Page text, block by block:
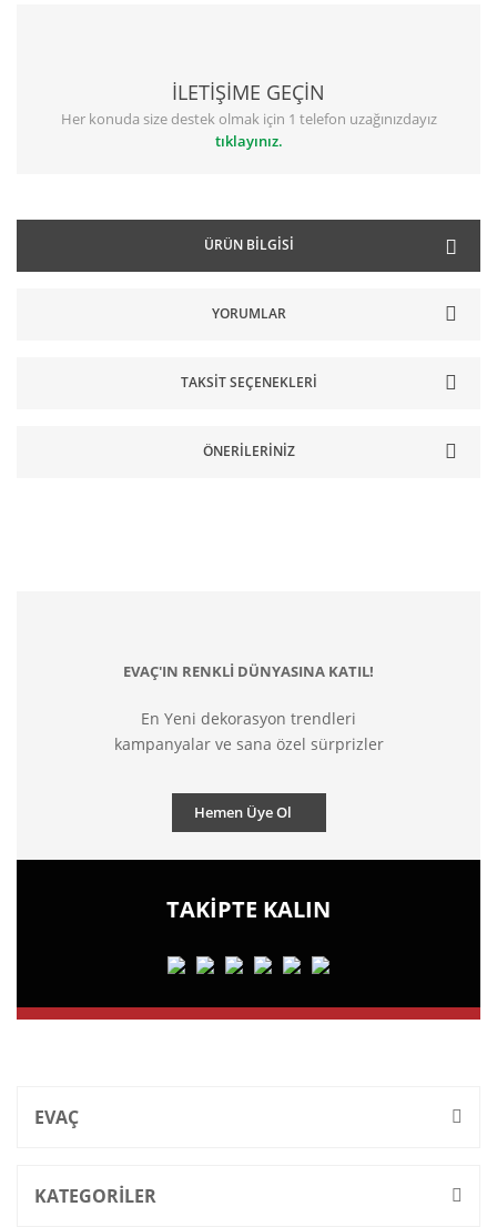
İLETİŞİME GEÇİN
Her konuda size destek olmak için 1 telefon uzağınızdayız
tıklayınız.
ÜRÜN BILGISI
YORUMLAR
TAKSIT SEÇENEKLERI
ÖNERILERINIZ
EVAÇ'IN RENKLİ DÜNYASINA KATIL!
En Yeni dekorasyon trendleri
kampanyalar ve sana özel sürprizler
Hemen Üye Ol
TAKİPTE KALIN
EVAÇ
KATEGORİLER